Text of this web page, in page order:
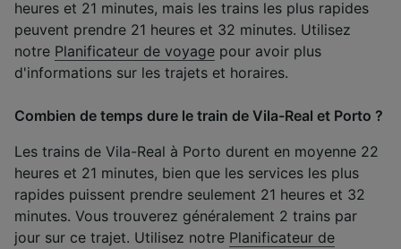
heures et 21 minutes, mais les trains les plus rapides
peuvent prendre 21 heures et 32 minutes. Utilisez
notre Planificateur de voyage pour avoir plus
d'informations sur les trajets et horaires.
Combien de temps dure le train de Vila-Real et Porto ?
Les trains de Vila-Real à Porto durent en moyenne 22
heures et 21 minutes, bien que les services les plus
rapides puissent prendre seulement 21 heures et 32
minutes. Vous trouverez généralement 2 trains par
jour sur ce trajet. Utilisez notre Planificateur de